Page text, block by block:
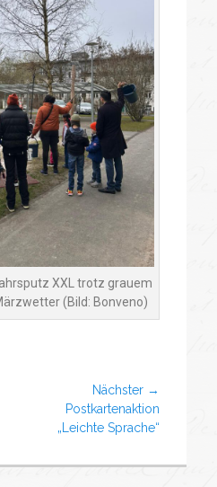
XXL trotz grauem
(Bild: Bonveno)
Nächster →
Postkartenaktion
„Leichte Sprache“